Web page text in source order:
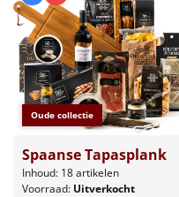
Oude collectie
Spaanse Tapasplank
Inhoud: 18 artikelen
Voorraad: Uitverkocht